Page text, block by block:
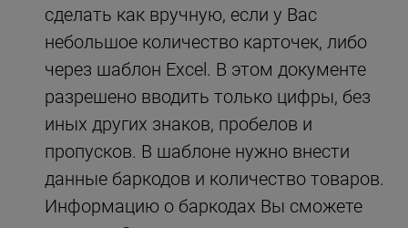
сделать как вручную, если у Вас
небольшое количество карточек, либо
через шаблон Excel. В этом документе
разрешено вводить только цифры, без
иных других знаков, пробелов и
пропусков. В шаблоне нужно внести
данные баркодов и количество товаров.
Информацию о баркодах Вы сможете